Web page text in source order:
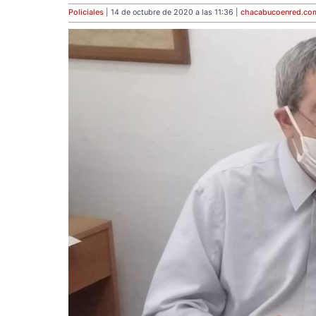
Policiales | 14 de octubre de 2020 a las 11:36 | chacabucoenred